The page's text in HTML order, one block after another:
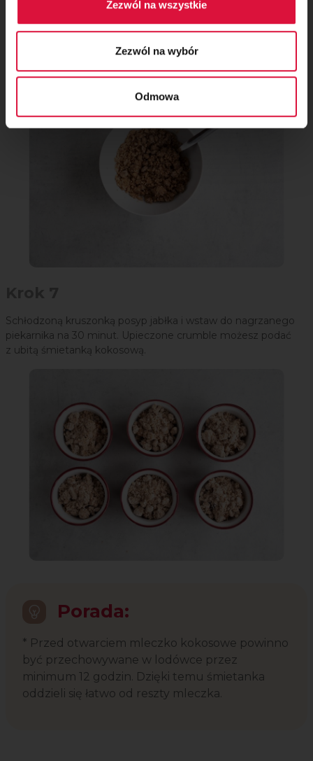
Zezwól na wszystkie
Zezwól na wybór
Odmowa
Schłodzoną kruszonką posyp jabłka i wstaw do nagrzanego
piekarnika na 30 minut. Upieczone crumble możesz podać
z ubitą śmietanką kokosową.
Porada:
* Przed otwarciem mleczko kokosowe powinno
być przechowywane w lodówce przez
minimum 12 godzin. Dzięki temu śmietanka
oddzieli się łatwo od reszty mleczka.